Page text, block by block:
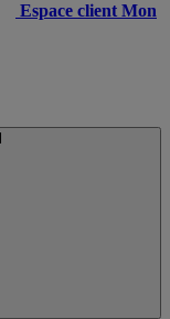
Espace client Mon